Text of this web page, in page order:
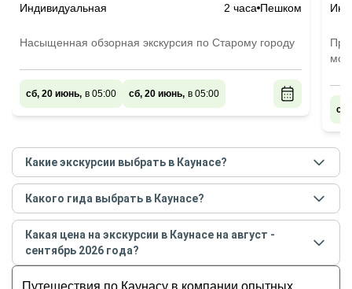
Индивидуальная 2 часа Пешком
Насыщенная обзорная экскурсия по Старому городу
сб, 20 июнь, в 05:00 сб, 20 июнь, в 05:00
сб,
Какие экскурсии выбрать в Каунасе?
Самые популярные экскурсиив Каунасев августе
- сентябре 2026года:
Знакомьтесь, Каунас!
Каунас — прогулка по Новому городу
Каунас: нескучное знакомство
Какого гида выбрать в Каунасе?
Лучшие гидыв Каунасепо рейтингу и отзывам в
августе 2026 года:
Людмила
Какая цена на экскурсии в Каунасе на август -
сентябрь 2026 года?
Путешествия по Каунасу в компании опытных